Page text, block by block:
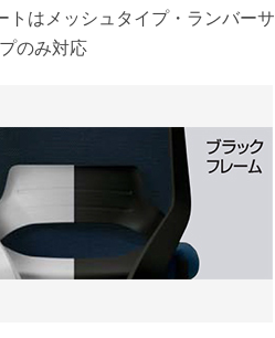
トはメッシュタイプ・ランバーサ
のみ対応